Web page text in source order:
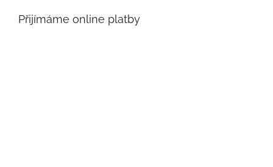
Přijímáme online platby